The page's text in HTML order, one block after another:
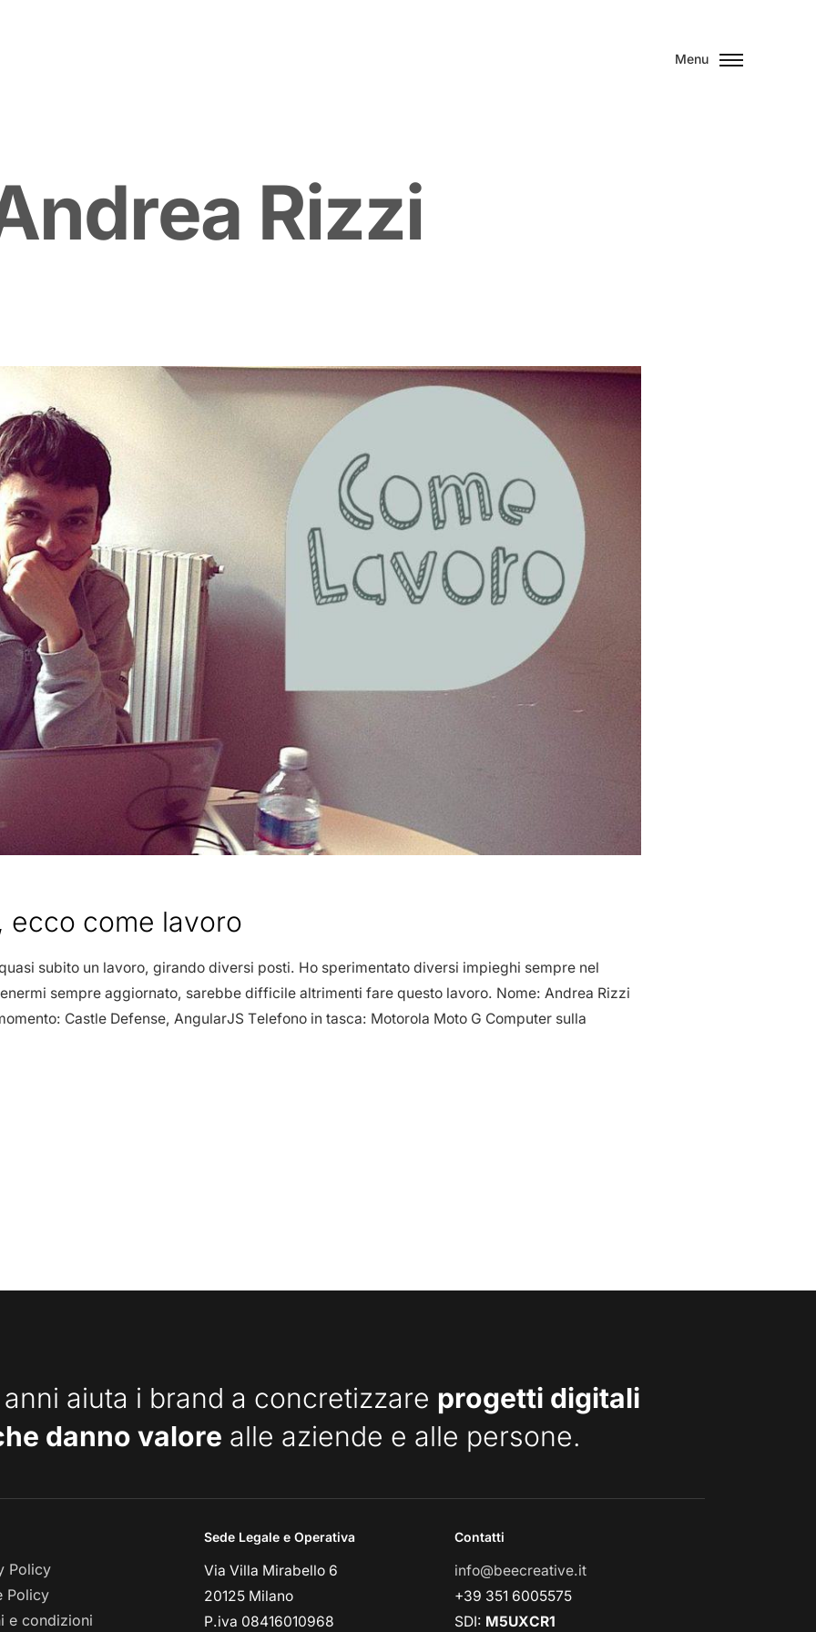
Menu
ndrea Rizzi
ecco come lavoro
subito un lavoro, girando diversi posti. Ho sperimentato diversi impieghi sempre nel
sempre aggiornato, sarebbe difficile altrimenti fare questo lavoro. Nome: Andrea Rizzi
Castle Defense, AngularJS Telefono in tasca: Motorola Moto G Computer sulla
aiuta i brand a concretizzare progetti digitali
danno valore alle aziende e alle persone.
Policy
Policy
e condizioni
Sede Legale e Operativa
Via Villa Mirabello 6
20125 Milano
P.iva 08416010968
Contatti
info@beecreative.it
+39 351 6005575
SDI: M5UXCR1